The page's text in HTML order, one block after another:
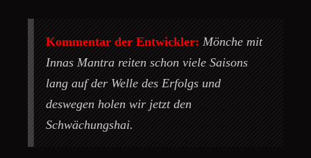
Kommentar der Entwickler: Mönche mit
Innas Mantra reiten schon viele Saisons
lang auf der Welle des Erfolgs und
deswegen holen wir jetzt den
Schwächungshai.